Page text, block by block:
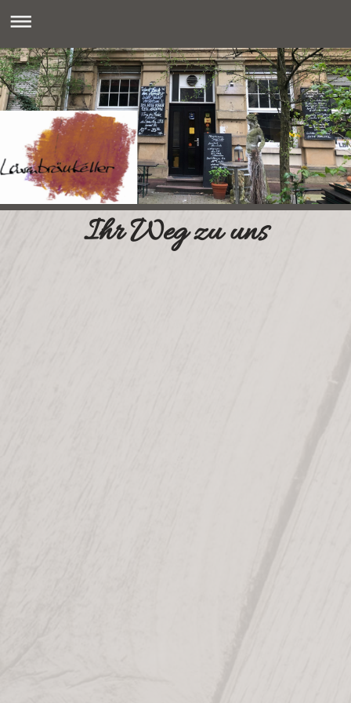
Ihr Weg zu uns